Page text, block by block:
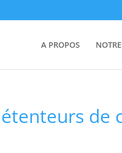
A PROPOS
de